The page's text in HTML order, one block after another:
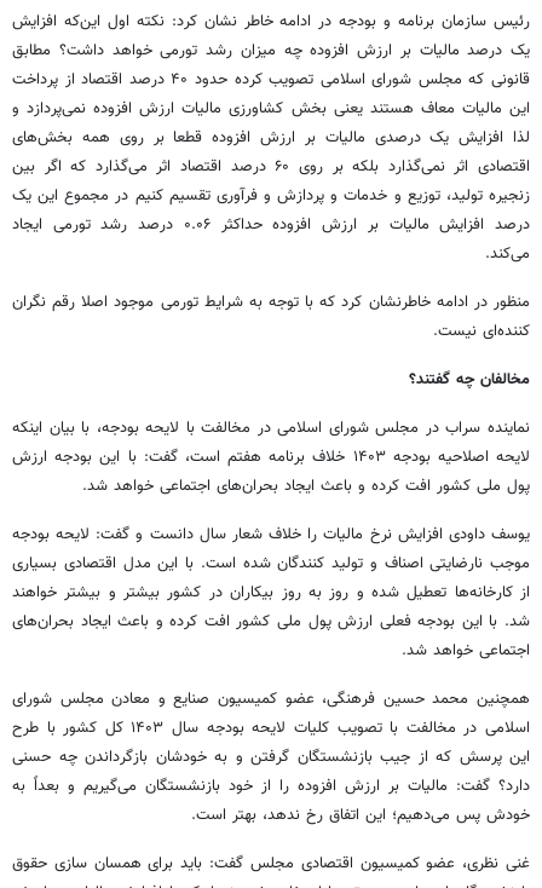
رئیس سازمان برنامه و بودجه در ادامه خاطر نشان کرد: نکته اول این‌که افزایش
یک درصد مالیات بر ارزش افزوده چه میزان رشد تورمی خواهد داشت؟ مطابق
قانونی که مجلس شورای اسلامی تصویب کرده حدود ۴۰ درصد اقتصاد از پرداخت
این مالیات معاف هستند یعنی بخش کشاورزی مالیات ارزش افزوده نمی‌پردازد و
لذا افزایش یک درصدی مالیات بر ارزش افزوده قطعا بر روی همه بخش‌های
اقتصادی اثر نمی‌گذارد بلکه بر روی ۶۰ درصد اقتصاد اثر می‌گذارد که اگر بین
زنجیره تولید، توزیع و خدمات و پردازش و فرآوری تقسیم کنیم در مجموع این یک
درصد افزایش مالیات بر ارزش افزوده حداکثر ۰.۰۶ درصد رشد تورمی ایجاد
می‌کند.
منظور در ادامه خاطرنشان کرد که با توجه به شرایط تورمی موجود اصلا رقم نگران
کننده‌ای نیست.
مخالفان چه گفتند؟
نماینده سراب در مجلس شورای اسلامی در مخالفت با لایحه بودجه، با بیان اینکه
لایحه اصلاحیه بودجه ۱۴۰۳ خلاف برنامه هفتم است، گفت: با این بودجه ارزش
پول ملی کشور افت کرده و باعث ایجاد بحران‌های اجتماعی خواهد شد.
یوسف داودی افزایش نرخ مالیات را خلاف شعار سال دانست و گفت: لایحه بودجه
موجب نارضایتی اصناف و تولید کنندگان شده است. با این مدل اقتصادی بسیاری
از کارخانه‌ها تعطیل شده و روز به روز بیکاران در کشور بیشتر و بیشتر خواهند
شد. با این بودجه فعلی ارزش پول ملی کشور افت کرده و باعث ایجاد بحران‌های
اجتماعی خواهد شد.
همچنین محمد حسین فرهنگی، عضو کمیسیون صنایع و معادن مجلس شورای
اسلامی در مخالفت با تصویب کلیات لایحه بودجه سال ۱۴۰۳ کل کشور با طرح
این پرسش که از جیب بازنشستگان گرفتن و به خودشان بازگرداندن چه حسنی
دارد؟ گفت: مالیات بر ارزش افزوده را از خود بازنشستگان می‌گیریم و بعداً به
خودش پس می‌دهیم؛ این اتفاق رخ ندهد، بهتر است.
غنی نظری، عضو کمیسیون اقتصادی مجلس گفت: باید برای همسان سازی حقوق